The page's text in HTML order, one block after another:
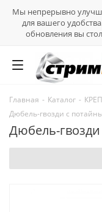
Мы непрерывно
для вашего
обновления вы
Главная - Каталог -
Дюбель-гвозди с
Дюбель-